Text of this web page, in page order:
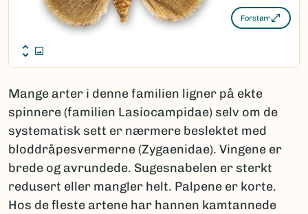
Forstørr
Mange arter i denne familien ligner på ekte
spinnere (familien Lasiocampidae) selv om de
systematisk sett er nærmere beslektet med
bloddråpesvermerne (Zygaenidae). Vingene er
brede og avrundede. Sugesnabelen er sterkt
redusert eller mangler helt. Palpene er korte.
Hos de fleste artene har hannen kamtannede